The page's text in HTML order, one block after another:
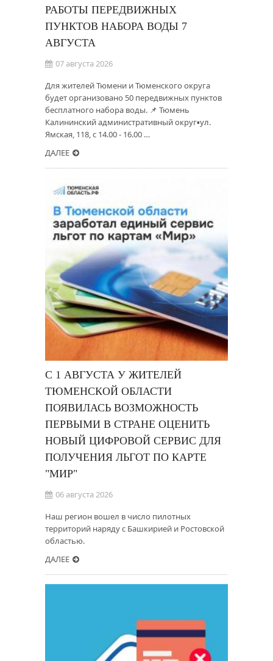
РАБОТЫ ПЕРЕДВИЖНЫХ
ПУНКТОВ НАБОРА ВОДЫ 7
АВГУСТА
07 августа 2026
Для жителей Тюмени и Тюменского округа
будет организовано 50 передвижных пунктов
бесплатного набора воды. 📌 Тюмень
Калининский административный округ▪️ул.
Ямская, 118, с 14.00 - 16.00 …
ДАЛЕЕ
С 1 АВГУСТА У ЖИТЕЛЕЙ
ТЮМЕНСКОЙ ОБЛАСТИ
ПОЯВИЛАСЬ ВОЗМОЖНОСТЬ
ПЕРВЫМИ В СТРАНЕ ОЦЕНИТЬ
НОВЫЙ ЦИФРОВОЙ СЕРВИС ДЛЯ
ПОЛУЧЕНИЯ ЛЬГОТ ПО КАРТЕ
"МИР"
06 августа 2026
Наш регион вошел в число пилотных
территорий наряду с Башкирией и Ростовской
областью.
ДАЛЕЕ